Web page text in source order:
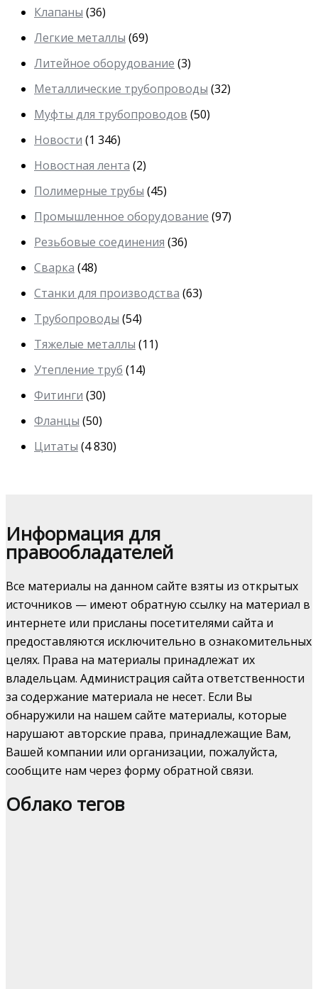
Клапаны (36)
Легкие металлы (69)
Литейное оборудование (3)
Металлические трубопроводы (32)
Муфты для трубопроводов (50)
Новости (1 346)
Новостная лента (2)
Полимерные трубы (45)
Промышленное оборудование (97)
Резьбовые соединения (36)
Сварка (48)
Станки для производства (63)
Трубопроводы (54)
Тяжелые металлы (11)
Утепление труб (14)
Фитинги (30)
Фланцы (50)
Цитаты (4 830)
Информация для
правообладателей
Все материалы на данном сайте взяты из открытых
источников — имеют обратную ссылку на материал в
интернете или присланы посетителями сайта и
предоставляются исключительно в ознакомительных
целях. Права на материалы принадлежат их
владельцам. Администрация сайта ответственности
за содержание материала не несет. Если Вы
обнаружили на нашем сайте материалы, которые
нарушают авторские права, принадлежащие Вам,
Вашей компании или организации, пожалуйста,
сообщите нам через форму обратной связи.
Облако тегов